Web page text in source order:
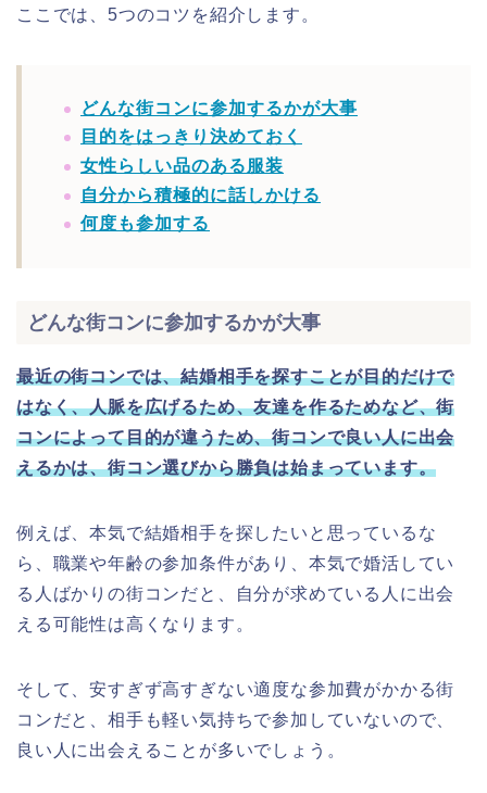
ここでは、5つのコツを紹介します。
どんな街コンに参加するかが大事
目的をはっきり決めておく
女性らしい品のある服装
自分から積極的に話しかける
何度も参加する
どんな街コンに参加するかが大事
最近の街コンでは、結婚相手を探すことが目的だけで
はなく、人脈を広げるため、友達を作るためなど、街
コンによって目的が違うため、街コンで良い人に出会
えるかは、街コン選びから勝負は始まっています。
例えば、本気で結婚相手を探したいと思っているな
ら、職業や年齢の参加条件があり、本気で婚活してい
る人ばかりの街コンだと、自分が求めている人に出会
える可能性は高くなります。
そして、安すぎず高すぎない適度な参加費がかかる街
コンだと、相手も軽い気持ちで参加していないので、
良い人に出会えることが多いでしょう。